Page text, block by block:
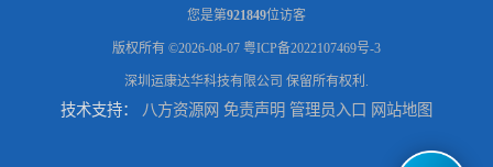
您是第921849位访客
版权所有 ©2026-08-07 粤ICP备2022107469号-3
深圳运康达华科技有限公司 保留所有权利.
技术支持： 八方资源网 免责声明 管理员入口 网站地图